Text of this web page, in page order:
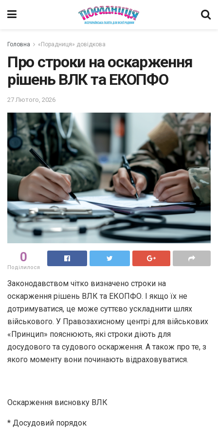
Головна «Порадниця» довідкова
Про строки на оскарження
рішень ВЛК та ЕКОПФО
27 Лютого, 2026
0
Поділилося
Законодавством чітко визначено строки на
оскарження рішень ВЛК та ЕКОПФО. І якщо їх не
дотримуватися, це може суттєво ускладнити шлях
військового. У Правозахисному центрі для військових
«Принцип» пояснюють, які строки діють для
досудового та судового оскарження. А також про те, з
якого моменту вони починають відраховуватися.
Оскарження висновку ВЛК
* Досудовий порядок